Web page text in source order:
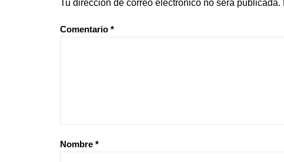
Tu dirección de correo electrónico no será publicada.
Comentario *
Nombre *